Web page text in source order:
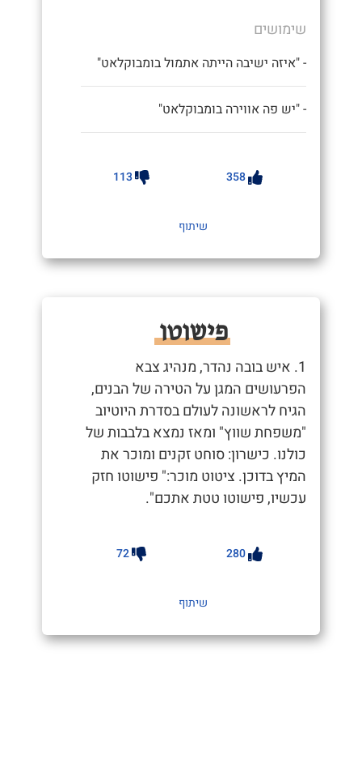
שימושים
- "איזה ישיבה הייתה אתמול בומבוקלאט"
- "יש פה אווירה בומבוקלאט"
358
113
שיתוף
פישוטו
1. איש בובה נהדר, מנהיג צבא
הפרעושים המגן על הטירה של הבנים,
הגיח לראשונה לעולם בסדרת היוטיוב
"משפחת שווץ" ומאז נמצא בלבבות של
כולנו. כישרון: סוחט זקנים ומוכר את
המיץ בדוכן. ציטוט מוכר:" פישוטו חזק
עכשיו, פישוטו טטת אתכם".
280
72
שיתוף